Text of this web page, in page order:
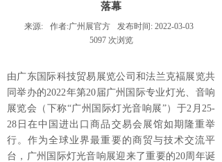
落幕
来源: 作者:广州展官方 发布时间: 2022-03-03
5097 次浏览
由广东国际科技贸易展览公司和法兰克褔展览共
同举办的2022年第20届广州国际专业灯光、音响
展览会（下称“广州国际灯光音响展”）于2月25-
28日在中国进出口商品交易会展馆如期隆重举
行。作为全球业界最重要的商贸与技术交流平
台，广州国际灯光音响展迎来了重要的20周年诞